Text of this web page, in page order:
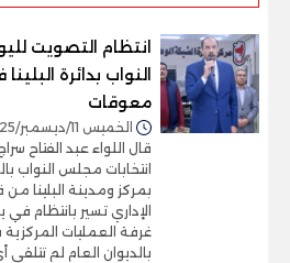
انتظام التصويت
النواب بدائرة
معوقات
الخميس 11/ديسمبر/2025 - 04:37 م
قال اللواء عبد الفتاح
انتخابات مجلس النواب
بمركز ومدينة البلينا
الإداري تسير بانتظام في
غرفة العمليات
بالديوان العام لم